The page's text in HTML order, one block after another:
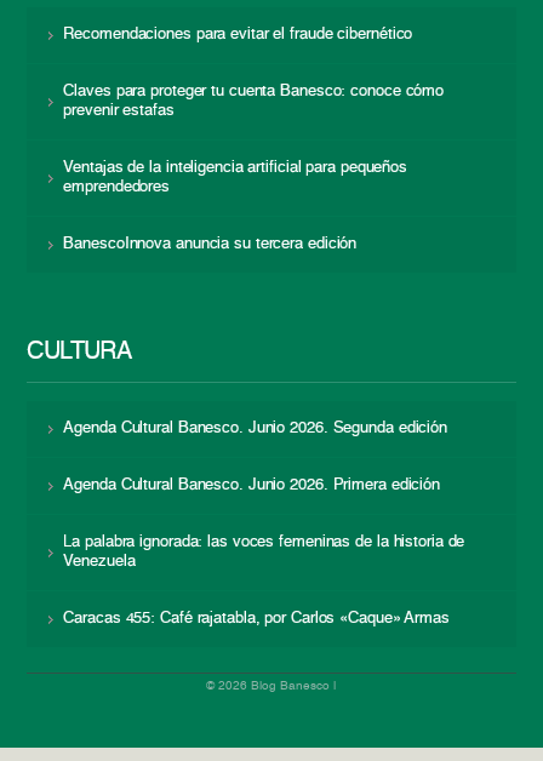
Recomendaciones para evitar el fraude cibernético
Claves para proteger tu cuenta Banesco: conoce cómo
prevenir estafas
Ventajas de la inteligencia artificial para pequeños
emprendedores
BanescoInnova anuncia su tercera edición
CULTURA
Agenda Cultural Banesco. Junio 2026. Segunda edición
Agenda Cultural Banesco. Junio 2026. Primera edición
La palabra ignorada: las voces femeninas de la historia de
Venezuela
Caracas 455: Café rajatabla, por Carlos «Caque» Armas
© 2026 Blog Banesco |